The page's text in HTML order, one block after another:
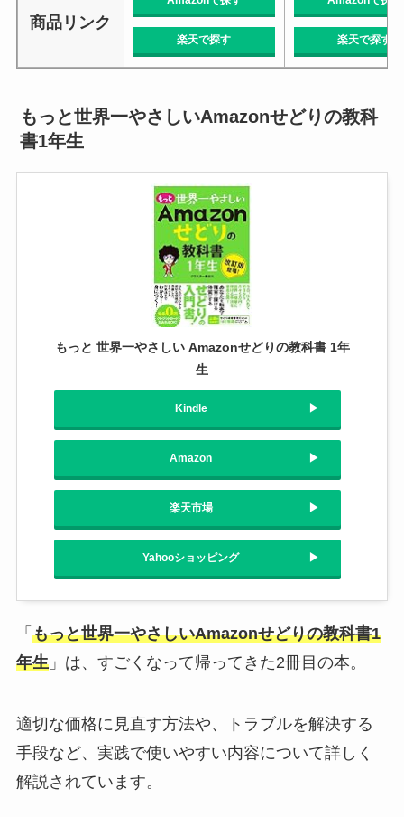
商品リンク
楽天で探す 楽天で探す
もっと世界一やさしいAmazonせどりの教科
書1年生
もっと 世界一やさしい Amazonせどりの教科書 1年
生
Kindle
Amazon
楽天市場
Yahooショッピング
「 もっと世界一やさしいAmazonせどりの教科書1
年生」は、すごくなって帰ってきた2冊目の本。
適切な価格に見直す方法や、トラブルを解決する
手段など、実践で使いやすい内容について詳しく
解説されています。